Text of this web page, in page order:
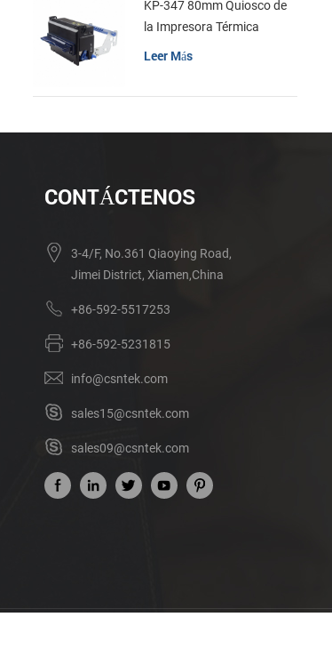
KP-347 80mm Quiosco de
la Impresora Térmica
Leer Más
CONTÁCTENOS
3-4/F, No.361 Qiaoying Road,
Jimei District, Xiamen,China
+86-592-5517253
+86-592-5231815
info@csntek.com
sales15@csntek.com
sales09@csntek.com